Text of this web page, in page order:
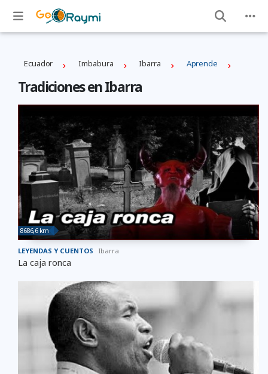
Ecuador Imbabura Ibarra Aprende
Tradiciones en Ibarra
8686,6 km
LEYENDAS Y CUENTOS Ibarra
La caja ronca